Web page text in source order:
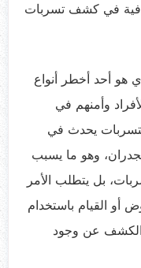
في كشف تسربات
هو أحد أخطر أنواع
وأمنهم في
يحدث في
وهو ما يسبب
بل يتطلب الأمر
أو القيام باستخدام
الكشف عن وجود